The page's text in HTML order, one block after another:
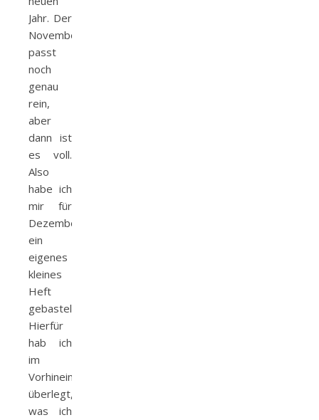
Jahr. Der
November
passt
noch
genau
rein,
aber
dann ist
es voll.
Also
habe ich
mir für
Dezember
ein
eigenes
kleines
Heft
gebastelt.
Hierfür
hab ich
im
Vorhinein
überlegt,
was ich